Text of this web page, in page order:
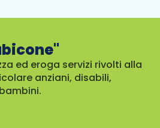
ed eroga servizi rivolti alla
anziani, disabili,